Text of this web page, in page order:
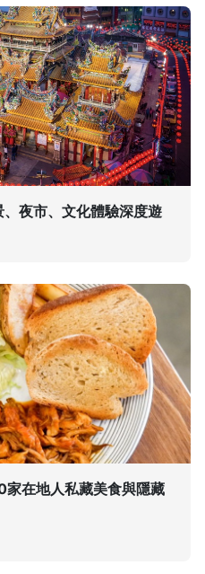
夜市、文化體驗深度遊
家在地人私藏美食與隱藏